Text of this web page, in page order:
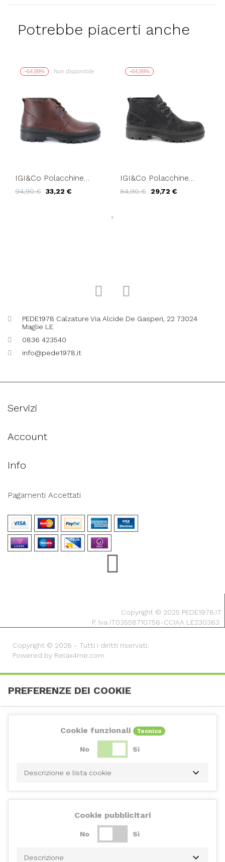
Potrebbe piacerti anche
-64,99% Non disponibile
IGI&Co Polacchine
Bottalato Marrone
94,90 € 33,22 €
-64,99%
IGI&Co Polacchine
Camoscio Blu Notte
84,90 € 29,72 €
PEDE1978 Calzature Via Alcide De Gasperi, 22 73024
Maglie LE
0836 423540
info@pede1978.it
Servizi
Account
Info
Pagamenti Accettati
Copyright © 2025 PEDE1978.IT
P. Iva IT03558710756-CCIAA LE230363
Copyright © 2026 - Tutti i diritti riservati.
Powered by Relax4me.com
PREFERENZE DEI COOKIE
Cookie funzionali Tecnico
No Sì
Descrizione e lista cookie
Cookie pubblicitari
No Sì
Descrizione